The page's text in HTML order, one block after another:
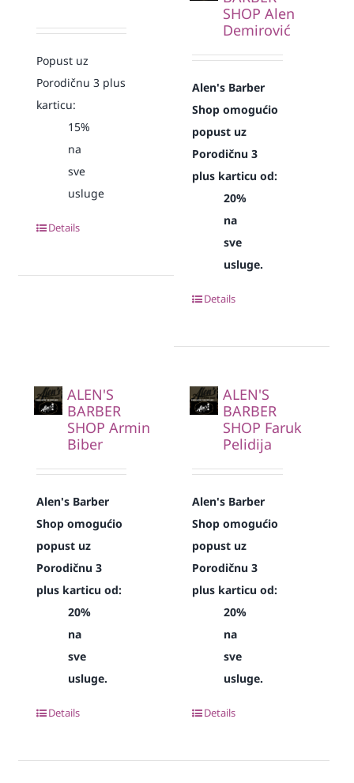
Popust uz
Porodičnu 3 plus
karticu:
15%
na
sve
usluge
Details
SHOP Alen
Demirović
Alen's Barber
Shop omogućio
popust uz
Porodičnu 3
plus karticu od:
20%
na
sve
usluge.
Details
ALEN'S
BARBER
SHOP Armin
Biber
Alen's Barber
Shop omogućio
popust uz
Porodičnu 3
plus karticu od:
20%
na
sve
usluge.
Details
ALEN'S
BARBER
SHOP Faruk
Pelidija
Alen's Barber
Shop omogućio
popust uz
Porodičnu 3
plus karticu od:
20%
na
sve
usluge.
Details